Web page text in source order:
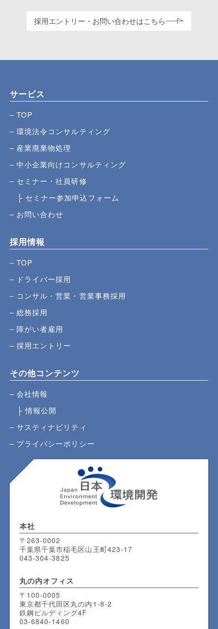
採用エントリー・お問い合わせはこちら
サービス
TOP
環境法令コンサルティング
産業廃棄物処理
中小企業向けコンサルティング
セミナー・社員研修
セミナー参加申込フォーム
お問い合わせ
採用情報
TOP
ドライバー採用
コンサル・営業・営業事務採用
総務採用
障がい者雇用
採用エントリー
その他コンテンツ
会社情報
情報公開
サスティナビリティ
プライバシーポリシー
本社
〒263-0002
千葉県千葉市稲毛区山王町423-17
043-304-3825
丸の内オフィス
〒100-0005
東京都千代田区丸の内1-8-2
鉄鋼ビルディング4F
03-6840-1460